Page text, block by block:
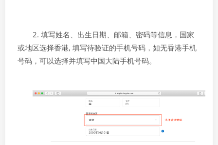
2. 填写姓名、出生日期、邮箱、密码等信息，国家
或地区选择香港, 填写待验证的手机号码，如无香港手机
号码，可以选择并填写中国大陆手机号码。